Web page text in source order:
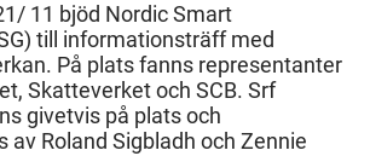
11 bjöd Nordic Smart
till informationsträff med
På plats fanns representanter
Skatteverket och SCB. Srf
givetvis på plats och
av Roland Sigbladh och Zennie